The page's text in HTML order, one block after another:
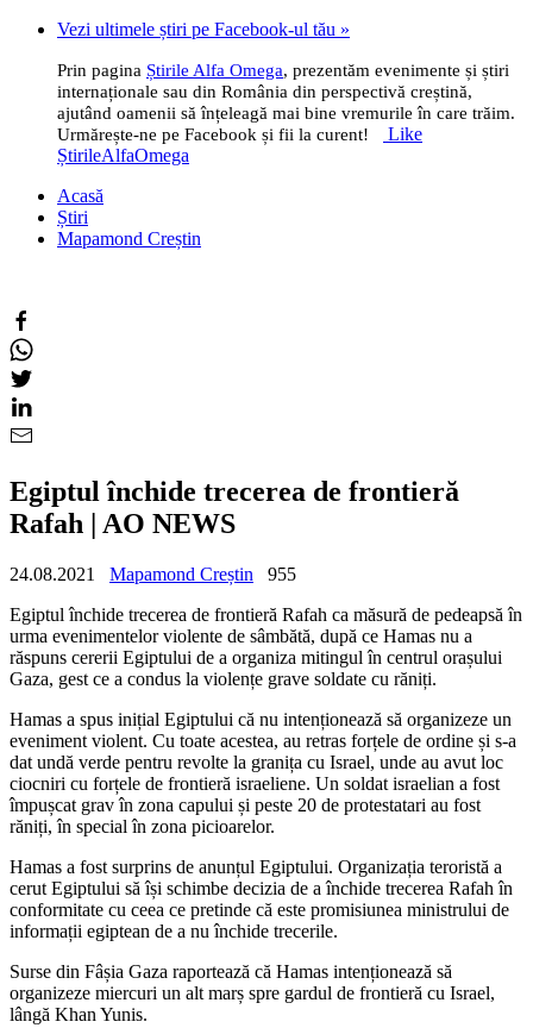
Vezi ultimele știri pe Facebook-ul tău »
Prin pagina Știrile Alfa Omega, prezentăm evenimente și știri
internaționale sau din România din perspectivă creștină,
ajutând oamenii să înțeleagă mai bine vremurile în care trăim.
Urmărește-ne pe Facebook și fii la curent!
Like
ȘtirileAlfaOmega
Acasă
Știri
Mapamond Creștin
Egiptul închide trecerea de frontieră
Rafah | AO NEWS
24.08.2021 Mapamond Creștin
955
Egiptul închide trecerea de frontieră Rafah ca măsură de pedeapsă în
urma evenimentelor violente de sâmbătă, după ce Hamas nu a
răspuns cererii Egiptului de a organiza mitingul în centrul orașului
Gaza, gest ce a condus la violențe grave soldate cu răniți.
Hamas a spus inițial Egiptului că nu intenționează să organizeze un
eveniment violent. Cu toate acestea, au retras forțele de ordine și s-a
dat undă verde pentru revolte la granița cu Israel, unde au avut loc
ciocniri cu forțele de frontieră israeliene. Un soldat israelian a fost
împușcat grav în zona capului și peste 20 de protestatari au fost
răniți, în special în zona picioarelor.
Hamas a fost surprins de anunțul Egiptului. Organizația teroristă a
cerut Egiptului să își schimbe decizia de a închide trecerea Rafah în
conformitate cu ceea ce pretinde că este promisiunea ministrului de
informații egiptean de a nu închide trecerile.
Surse din Fâșia Gaza raportează că Hamas intenționează să
organizeze miercuri un alt marș spre gardul de frontieră cu Israel,
lângă Khan Yunis.